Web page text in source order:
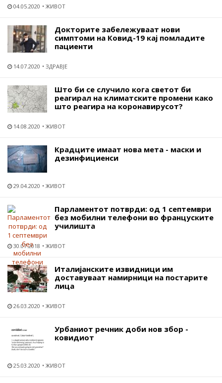
04.05.2020 ЖИВОТ
Докторите забележуваат нови
симптоми на Ковид-19 кај помладите
пациенти
14.07.2020 ЗДРАВЈЕ
Што би се случило кога светот би
реагирал на климатските промени како
што реагира на коронавирусот?
14.08.2020 ЖИВОТ
Крадците имаат новa метa - маски и
дезинфициенси
29.04.2020 ЖИВОТ
Парламентот потврди: од 1 септември
без мобилни телефони во француските
училишта
30.07.2018 ЖИВОТ
Италијанските извидници им
доставуваат намирници на постарите
лица
26.03.2020 ЖИВОТ
Урбаниот речник доби нов збор -
ковидиот
25.03.2020 ЖИВОТ